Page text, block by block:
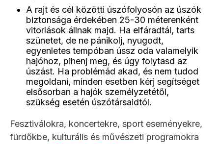
A rajt és cél közötti úszófolyosón az úszók
biztonsága érdekében 25-30 méterenként
vitorlások állnak majd. Ha elfáradtál, tarts
szünetet, de ne pánikolj, nyugodt,
egyenletes tempóban ússz oda valamelyik
hajóhoz, pihenj meg, és úgy folytasd az
úszást. Ha problémád akad, és nem tudod
megoldani, minden esetben kérj segítséget
elsősorban a hajók személyzetétől,
szükség esetén úszótársaidtól.
Fesztiválokra, koncertekre, sport eseményekre,
fürdőkbe, kulturális és művészeti programokra